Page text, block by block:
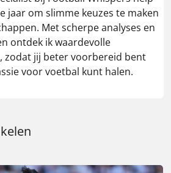
jaar om slimme keuzes te maken
Met scherpe analyses en
ontdek ik waardevolle
zodat jij beter voorbereid bent
voor voetbal kunt halen.